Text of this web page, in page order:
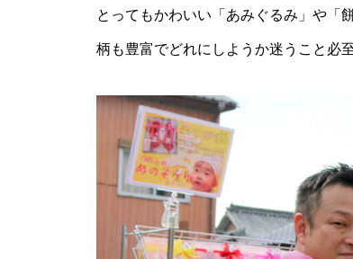
地域とつながる体験&
【令和8年しまばら二
い】in島原文化会館
とってもかわいい「あみぐるみ」や「
柄も豊富でどれにしようか迷うこと必至